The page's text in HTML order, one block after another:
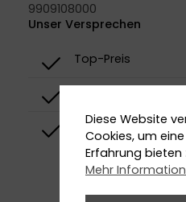
9909108000
Unser Versprechen
Top-Preis
Top-Design
Diese Website
Cookies, um
Erfahrung bieten
Mehr